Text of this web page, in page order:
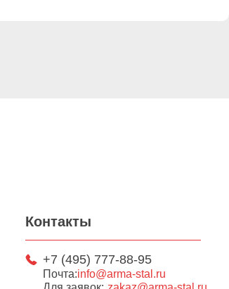
Контакты
+7 (495) 777-88-95
Почта:info@arma-stal.ru